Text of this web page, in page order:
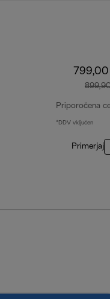
Priporočena
*DDV vključen
Primerjaj